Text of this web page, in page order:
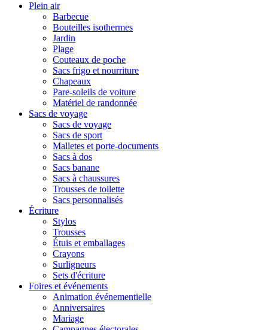
Plein air
Barbecue
Bouteilles isothermes
Jardin
Plage
Couteaux de poche
Sacs frigo et nourriture
Chapeaux
Pare-soleils de voiture
Matériel de randonnée
Sacs de voyage
Sacs de voyage
Sacs de sport
Malletes et porte-documents
Sacs à dos
Sacs banane
Sacs à chaussures
Trousses de toilette
Sacs personnalisés
Écriture
Stylos
Trousses
Étuis et emballages
Crayons
Surligneurs
Sets d'écriture
Foires et événements
Animation événementielle
Anniversaires
Mariage